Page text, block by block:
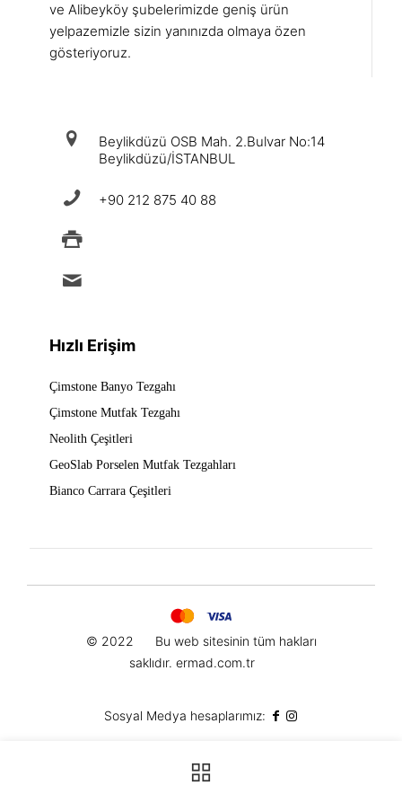
ve Alibeyköy şubelerimizde geniş ürün
yelpazemizle sizin yanınızda olmaya özen
gösteriyoruz.
Beylikdüzü OSB Mah. 2.Bulvar No:14
Beylikdüzü/İSTANBUL
+90 212 875 40 88
Hızlı Erişim
Çimstone Banyo Tezgahı
Çimstone Mutfak Tezgahı
Neolith Çeşitleri
GeoSlab Porselen Mutfak Tezgahları
Bianco Carrara Çeşitleri
© 2022 Bu web sitesinin tüm hakları
saklıdır. ermad.com.tr
Sosyal Medya hesaplarımız: